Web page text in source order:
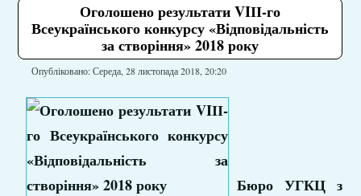
Оголошено результати VIІІ-го
Всеукраїнського конкурсу «Відповідальність
за створіння» 2018 року
Опубліковано: Середа, 28 листопада 2018, 20:20
Бюро УГКЦ з